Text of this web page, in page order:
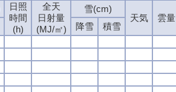
日照
時間
(h)
全天
日射量
(MJ/㎡)
雪(cm)
天気
雲量
降雪
積雪